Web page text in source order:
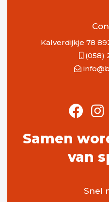
Kalverdijkje 78
(058)
Samen
van
Snel